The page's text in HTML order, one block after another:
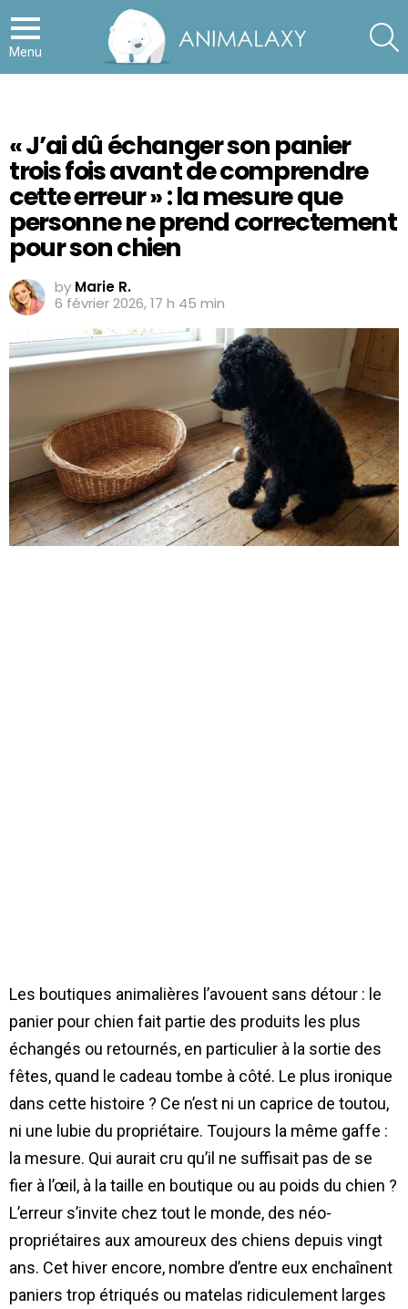
Menu
« J’ai dû échanger son panier
trois fois avant de comprendre
cette erreur » : la mesure que
personne ne prend correctement
pour son chien
by Marie R.
6 février 2026, 17 h 45 min
Les boutiques animalières l’avouent sans détour : le
panier pour chien fait partie des produits les plus
échangés ou retournés, en particulier à la sortie des
fêtes, quand le cadeau tombe à côté. Le plus ironique
dans cette histoire ? Ce n’est ni un caprice de toutou,
ni une lubie du propriétaire. Toujours la même gaffe :
la mesure. Qui aurait cru qu’il ne suffisait pas de se
fier à l’œil, à la taille en boutique ou au poids du chien ?
L’erreur s’invite chez tout le monde, des néo-
propriétaires aux amoureux des chiens depuis vingt
ans. Cet hiver encore, nombre d’entre eux enchaînent
paniers trop étriqués ou matelas ridiculement larges